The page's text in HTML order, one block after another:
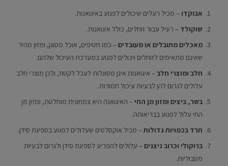
אבוקדו – מכיל רעלים שיכולים לפגוע באיגואנות.
שוקולד – רעיל עבור זוחלים, כולל איגואנות.
מאכלים מתובלים או מעובדים – כמו חטיפים, אוכל מטוגן, ומזון מהיר
שאינם מתאימים לזוחלים ויכולים לפגוע במערכת העיכול שלהם.
חלב ומוצרי חלב – איגואנות אינן מסוגלות לעכל לקטוז, ולכן מוצרי חלב
עלולים לגרום להן לבעיות עיכול חמורות.
בשר, ביצים ומזון מן החי – האיגואנה היא צמחונית מוחלטת, ומזון מן
החי עלול לפגוע בבריאותה.
תרד בכמויות גדולות – מכיל אוקסלטים שעלולים לפגוע בספיגת סידן.
ברוקולי וכרוב ניצנים – עלולים להפריע לספיגת סידן ולגרום לבעיות
מטבוליות.